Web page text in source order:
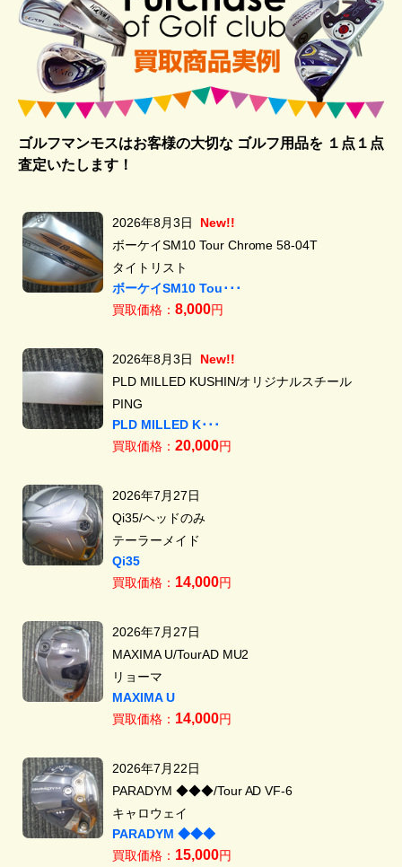
ゴルフマンモスはお客様の大切な ゴルフ用品を１点１点
査定いたします！
2026年8月3日
New!!
ボーケイSM10 Tour Chrome 58-04T
タイトリスト
ボーケイSM10 Tou･･･
買取価格： 8,000円
2026年8月3日
New!!
PLD MILLED KUSHIN/オリジナルスチール
PING
PLD MILLED K･･･
買取価格： 20,000円
2026年7月27日
Qi35/ヘッドのみ
テーラーメイド
Qi35
買取価格： 14,000円
2026年7月27日
MAXIMA U/TourAD MU2
リョーマ
MAXIMA U
買取価格： 14,000円
2026年7月22日
PARADYM ◆◆◆/Tour AD VF-6
キャロウェイ
PARADYM ◆◆◆
買取価格： 15,000円